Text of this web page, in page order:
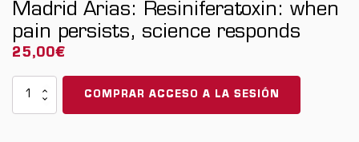
Madrid Arias: Resiniferatoxin: when
pain persists, science responds
25,00€
Congreso
Vitoria
COMPRAR ACCESO A LA SESIÓN